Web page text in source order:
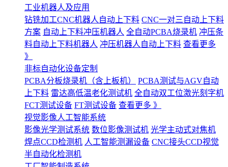
工业机器人及应用
钻铣加工CNC机器人自动上下料 CNC一对三自动上下料
方案 自动上下料冲压机器人 全自动PCBA烧录机 冲压条
料自动上下料机器人 冲压机器人自动上下料 查看更多
》
非标自动化设备定制
PCBA分板烧录机（含上板机）
PCBA测试与AGV自动
上下料 雷达高低温老化测试机 全自动双工位激光刻字机
FCT测试设备 FT测试设备 查看更多 》
视觉影像人工智能系统
影像光学测试系统 数位影像测试机 光学主动式对焦机
焊点CCD检测机 人工智能测漏设备 CNC接头CCD视觉
半自动化检测机